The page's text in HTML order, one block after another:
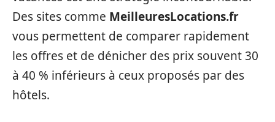
Des sites comme MeilleuresLocations.fr
vous permettent de comparer rapidement
les offres et de dénicher des prix souvent 30
à 40 % inférieurs à ceux proposés par des
hôtels.